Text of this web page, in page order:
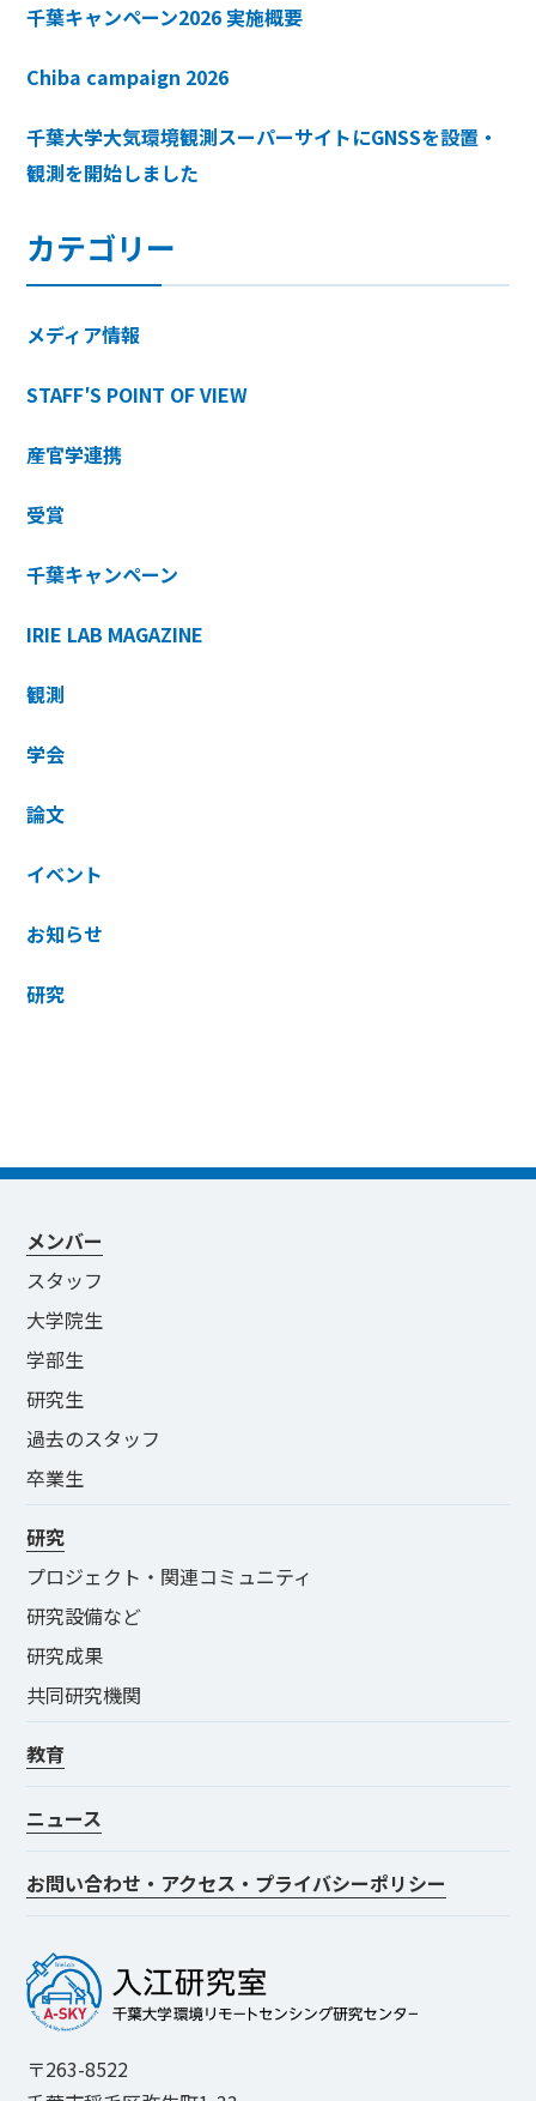
千葉キャンペーン2026 実施概要
Chiba campaign 2026
千葉大学大気環境観測スーパーサイトにGNSSを設置・
観測を開始しました
カテゴリー
メディア情報
STAFF′S POINT OF VIEW
産官学連携
受賞
千葉キャンペーン
IRIE LAB MAGAZINE
観測
学会
論文
イベント
お知らせ
研究
〒263-8522
メンバー
スタッフ
大学院生
学部生
研究生
過去のスタッフ
卒業生
研究
プロジェクト・関連コミュニティ
研究設備など
研究成果
共同研究機関
教育
ニュース
お問い合わせ・アクセス・プライバシーポリシー